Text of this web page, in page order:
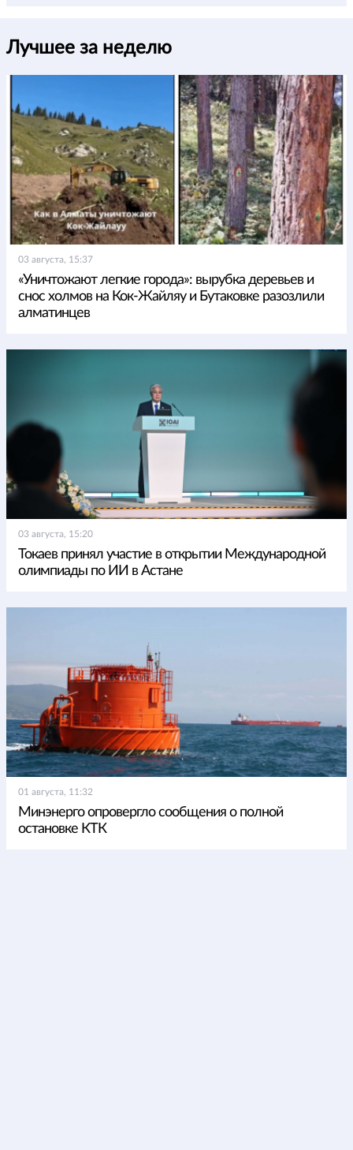
Лучшее за неделю
03 августа, 15:37
«Уничтожают легкие города»: вырубка деревьев и
снос холмов на Кок-Жайляу и Бутаковке разозлили
алматинцев
03 августа, 15:20
Токаев принял участие в открытии Международной
олимпиады по ИИ в Астане
01 августа, 11:32
Минэнерго опровергло сообщения о полной
остановке КТК